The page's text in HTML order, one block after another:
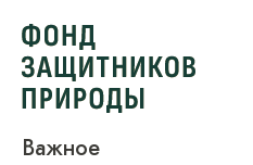
Важное